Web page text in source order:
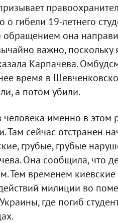
о гибели 19-летнего
обращением она
важно,
Карпачева.
время в
а потом убили.
именно в этом
Там сейчас отстранен
грубые, грубые
Она сообщила, что
Тем временем
милиции во
где погиб